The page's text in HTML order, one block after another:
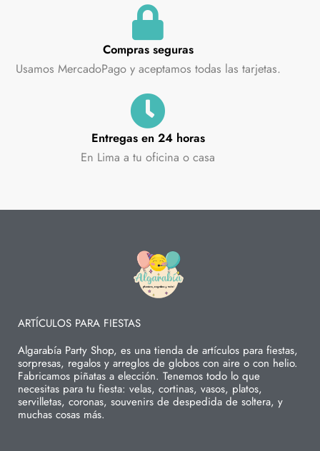
Compras seguras
Usamos MercadoPago y aceptamos todas las tarjetas.
Entregas en 24 horas
En Lima a tu oficina o casa
ARTÍCULOS PARA FIESTAS
Algarabía Party Shop, es una tienda de artículos para fiestas,
sorpresas, regalos y arreglos de globos con aire o con helio.
Fabricamos piñatas a elección. Tenemos todo lo que
necesitas para tu fiesta: velas, cortinas, vasos, platos,
servilletas, coronas, souvenirs de despedida de soltera, y
muchas cosas más.